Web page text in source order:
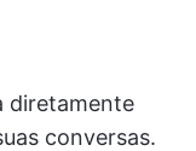
diretamente
conversas.